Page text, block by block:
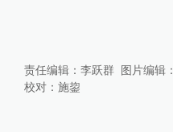
责任编辑： 李跃群 图片编辑：
校对： 施鋆